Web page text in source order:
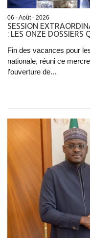
06 - Août - 2026
SESSION
: LES ONZE DOSSIERS
Fin des vacances pour
nationale, réuni ce
l’ouverture de...